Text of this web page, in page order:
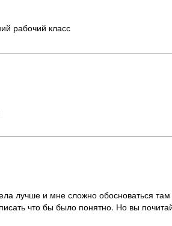
рабочий класс
лучше и мне сложно обосноваться там
что бы было понятно. Но вы